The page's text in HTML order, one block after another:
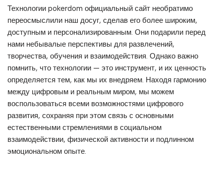
Технологии pokerdom официальный сайт необратимо
переосмыслили наш досуг, сделав его более широким,
доступным и персонализированным. Они подарили перед
нами небывалые перспективы для развлечений,
творчества, обучения и взаимодействия. Однако важно
помнить, что технологии — это инструмент, и их ценность
определяется тем, как мы их внедряем. Находя гармонию
между цифровым и реальным миром, мы можем
воспользоваться всеми возможностями цифрового
развития, сохраняя при этом связь с основными
естественными стремлениями в социальном
взаимодействии, физической активности и подлинном
эмоциональном опыте.